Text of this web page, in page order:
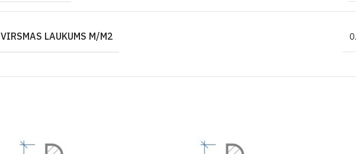
VIRSMAS LAUKUMS M/M2